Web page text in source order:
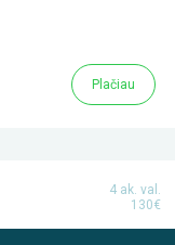
Plačiau
4 ak. val.
130€